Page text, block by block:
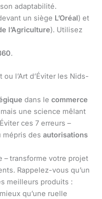
adaptabilité.
un siège L’Oréal) et
l’Agriculture). Utilisez
.
ou l’Art d’Éviter les Nids-
dans le commerce
une science mêlant
ces 7 erreurs –
mépris des autorisations
– transforme votre projet
Rappelez-vous qu’un
meilleurs produits :
qu’une ruelle